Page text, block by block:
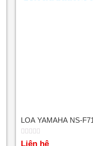
LOA YAMAHA NS-
Được
Liên hệ